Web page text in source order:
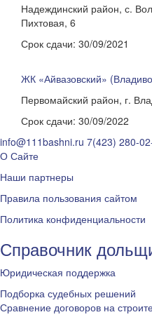
Надеждинский район, с.
Пихтовая, 6
Срок сдачи: 30/09/2021
ЖК «Айвазовский»
Первомайский район, г.
Срок сдачи: 30/09/2022
info@111bashni.ru 7(423) 280-
О Сайте
Наши партнеры
Правила пользования сайтом
Политика конфиденциальности
Справочник
Юридическая поддержка
Подборка судебных решений
Сравнение договоров на